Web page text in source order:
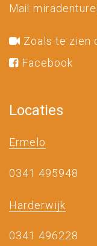
Mail:
Zoals te zien
Facebook
Locaties
Ermelo
0341 495948
Harderwijk
0341 496228